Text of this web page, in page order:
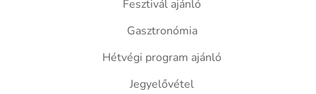
Fesztivál ajánló
Gasztronómia
Hétvégi program ajánló
Jegyelővétel